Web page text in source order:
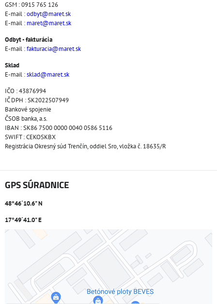
GSM : 0915 765 126
E-mail :odbyt@maret.sk
E-mail : maret@maret.sk
Odbyt - fakturácia
E-mail :fakturacia@maret.sk
Sklad
E-mail :sklad@maret.sk
IČO : 43876994
IČ DPH : SK2022507949
Bankové spojenie
ČSOB banka, a.s.
IBAN : SK86 7500 0000 0040 0586 5116
SWIFT : CEKOSKBX
Registrácia Okresný súd Trenčín, oddiel Sro, vložka č. 18635/R
GPS SÚRADNICE
48°46´10.6" N
17°49´41.0" E
Externý obsah je blokovaný Voľbami súkromia
Prajete si načítať externý obsah?